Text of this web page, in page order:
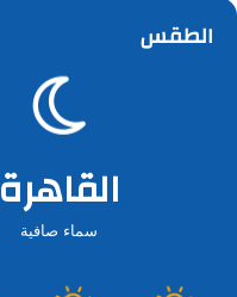
الطقس
القاهرة
سماء صافية